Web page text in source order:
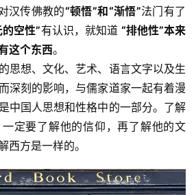
汉传佛教的“顿悟”和“渐悟”法门有了
空性”有认识，就知道 “排他性”本来
这个东西。
思想、文化、艺术、语言文字以及生
深刻的影响，与儒家道家一起有着漫
中国人思想和性格中的一部分。了解
定要了解他的信仰，再了解他的文
西方是一样的。